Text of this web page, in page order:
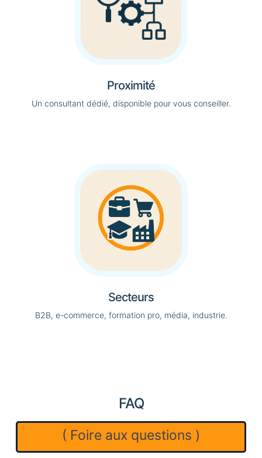
Proximité
Un consultant dédié, disponible pour vous conseiller.
Secteurs
B2B, e-commerce, formation pro, média, industrie.
FAQ
( Foire aux questions )